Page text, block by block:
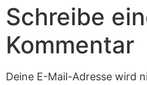
Schreibe
Kommentar
Deine E-Mail-Adresse wird